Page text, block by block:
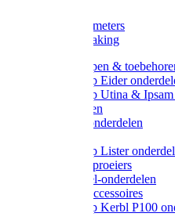
Wegers en meters
Video bewaking
Weidepompen &
Weidepomp Eider
Weidepomp Utina &
Drinkbakken
Drinkbak onderdelen
Weidepomp Lister
Nippels / Sproeiers
Drinknippel-onderdelen
Drinkbak accessoires
Weidepomp Kerbl P100